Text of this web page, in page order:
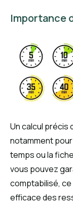
Importance
Un calcul précis
notamment
temps ou la
vous pouvez
comptabilisé,
efficace des